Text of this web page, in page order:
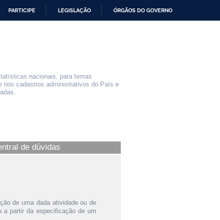
PARTICIPE LEGISLAÇÃO ÓRGÃOS DO GOVERNO
nacionais, para temas
cadastros administrativos do País e
de dúvidas
de uma dada atividade ou de
a partir da especificação de um